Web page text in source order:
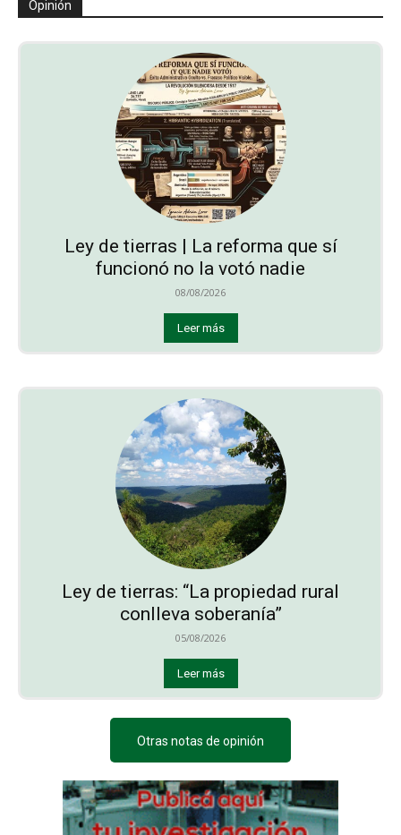
Opinión
Ley de tierras | La reforma que sí
funcionó no la votó nadie
08/08/2026
Leer más
Ley de tierras: “La propiedad rural
conlleva soberanía”
05/08/2026
Leer más
Otras notas de opinión